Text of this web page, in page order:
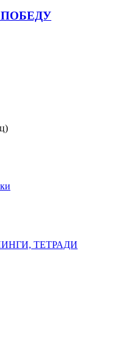
ПОБЕДУ
ТЕТРАДИ